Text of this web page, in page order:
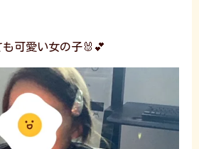
可愛い女の子🐰💕